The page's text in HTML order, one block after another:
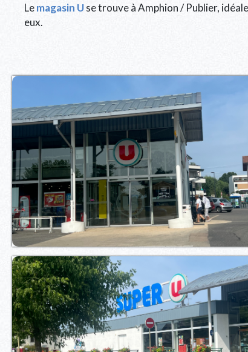
Lemagasin Use trouve à Amphion / Publier,
eux.